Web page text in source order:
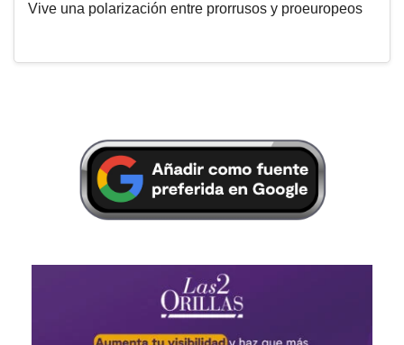
Vive una polarización entre prorrusos y proeuropeos